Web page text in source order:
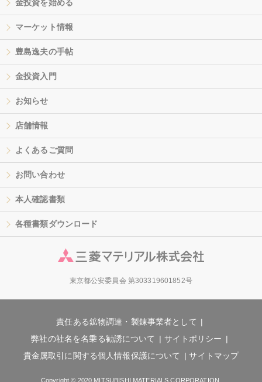
金投資を始める
マーケット情報
豊島逸夫の手帖
金投資入門
お知らせ
店舗情報
よくあるご質問
お問い合わせ
本人確認書類
各種書類ダウンロード
東京都公安委員会 第303319601852号
責任ある鉱物調達・製錬事業者として
弊社の社名を名乗る勧誘について
サイトポリシー
貴金属取引に関する個人情報保護について
サイトマップ
Copyright © 2020 MITSUBISHI MATERIALS CORPORATION.